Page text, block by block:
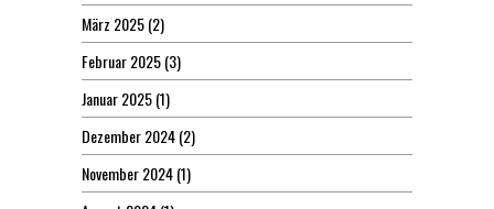
März 2025(2)
Februar 2025(3)
Januar 2025(1)
Dezember 2024(2)
November 2024(1)